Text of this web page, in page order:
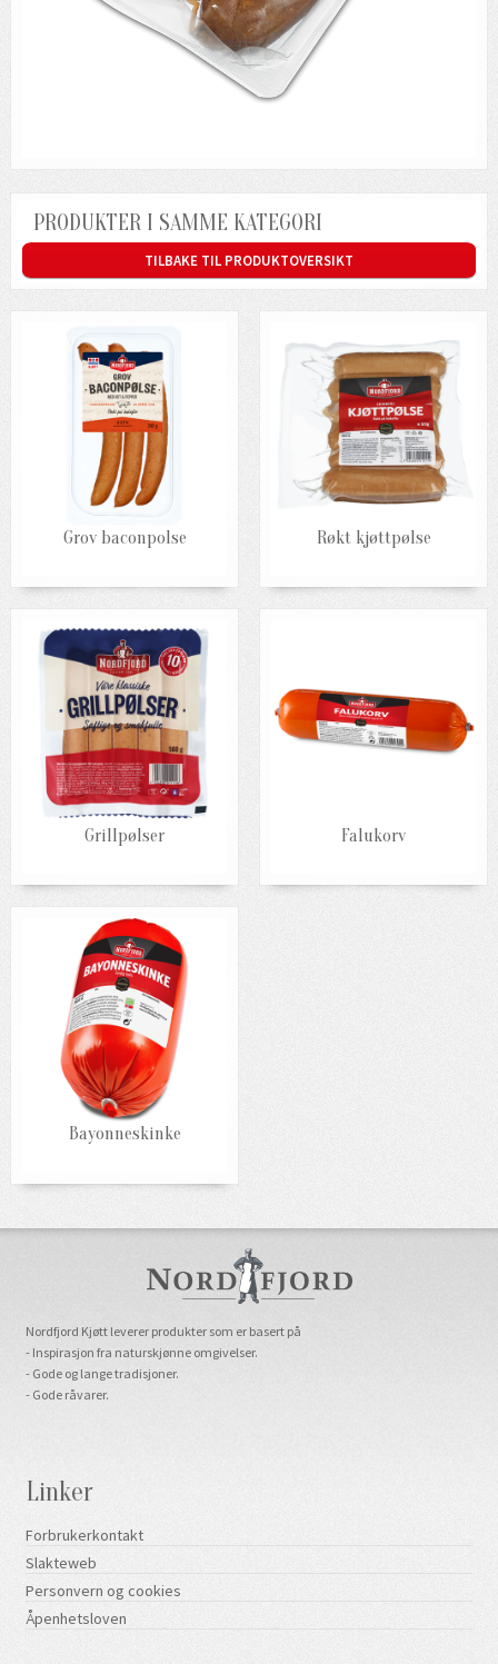
PRODUKTER I SAMME KATEGORI
TILBAKE TIL PRODUKTOVERSIKT
Grov baconpolse Røkt kjøttpølse
Grillpølser Falukorv
Bayonneskinke
Nordfjord Kjøtt leverer produkter som er basert på
- Inspirasjon fra naturskjønne omgivelser.
- Gode og lange tradisjoner.
- Gode råvarer.
Linker
Forbrukerkontakt
Slakteweb
Personvern og cookies
Åpenhetsloven